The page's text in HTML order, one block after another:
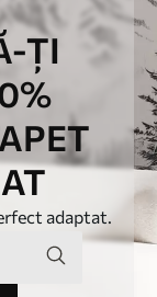
ȚI
adaptat.